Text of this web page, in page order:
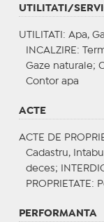
UTILITATI/
UTILITATI : Apa,
INCALZIRE :
Gaze naturale;
Contor apa
ACTE
ACTE DE
Cadastru,
deces;
PROPRIETATE :
PERFORMANTA